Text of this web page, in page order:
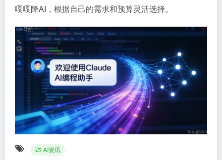
嘎嘎降AI，根据自己的需求和预算灵活选择。
AI资讯